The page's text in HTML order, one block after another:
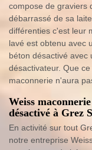
compose de graviers
débarrassé de sa
différenties c'est leur
lavé est obtenu avec
béton désactivé avec
désactivateur. Que
maconnerie n'aura
Weiss
désactivé à Grez
En activité sur tout
notre entreprise